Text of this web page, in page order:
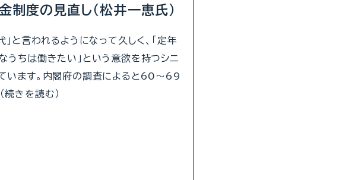
制度の見直し（松井一恵氏）
と言われるようになって久しく、「定年
うちは働きたい」という意欲を持つシニ
います。内閣府の調査によると60〜69
きを読む）